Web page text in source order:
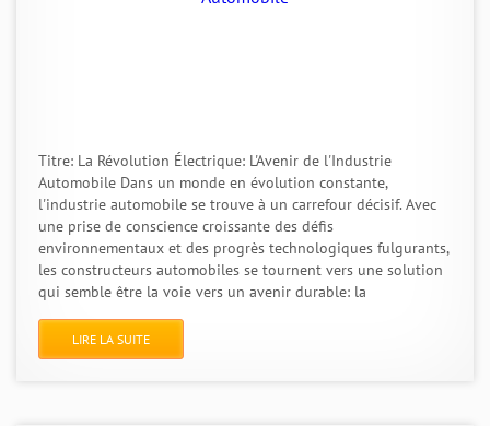
Titre: La Révolution Électrique: L'Avenir de l'Industrie
Automobile Dans un monde en évolution constante,
l'industrie automobile se trouve à un carrefour décisif. Avec
une prise de conscience croissante des défis
environnementaux et des progrès technologiques fulgurants,
les constructeurs automobiles se tournent vers une solution
qui semble être la voie vers un avenir durable: la
LIRE LA SUITE